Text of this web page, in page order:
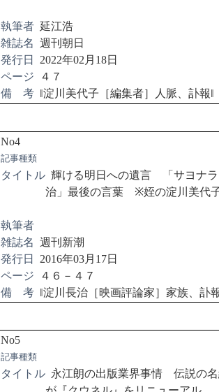
執筆者 延江浩
雑誌名 週刊朝日
発行日
2022年02 月 18日
ページ
４７
備 考 ‖淀川美代子［編集者］人脈、訃報‖
No4
記事種類
タイトル 輝ける明日への遺言 「サヨナ
治」最後の言葉 ※姪の淀川美代
執筆者
雑誌名 週刊新潮
発行日
2016年03月 17日
ページ
４６－４７
備 考 ‖淀川長治［映画評論家］家族、訃
No5
記事種類
タイトル 永江朗の出版業界事情 伝説の